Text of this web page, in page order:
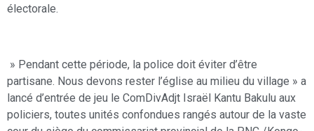
électorale.
» Pendant cette période, la police doit éviter d’être
partisane. Nous devons rester l’église au milieu du village » a
lancé d’entrée de jeu le ComDivAdjt Israël Kantu Bakulu aux
policiers, toutes unités confondues rangés autour de la vaste